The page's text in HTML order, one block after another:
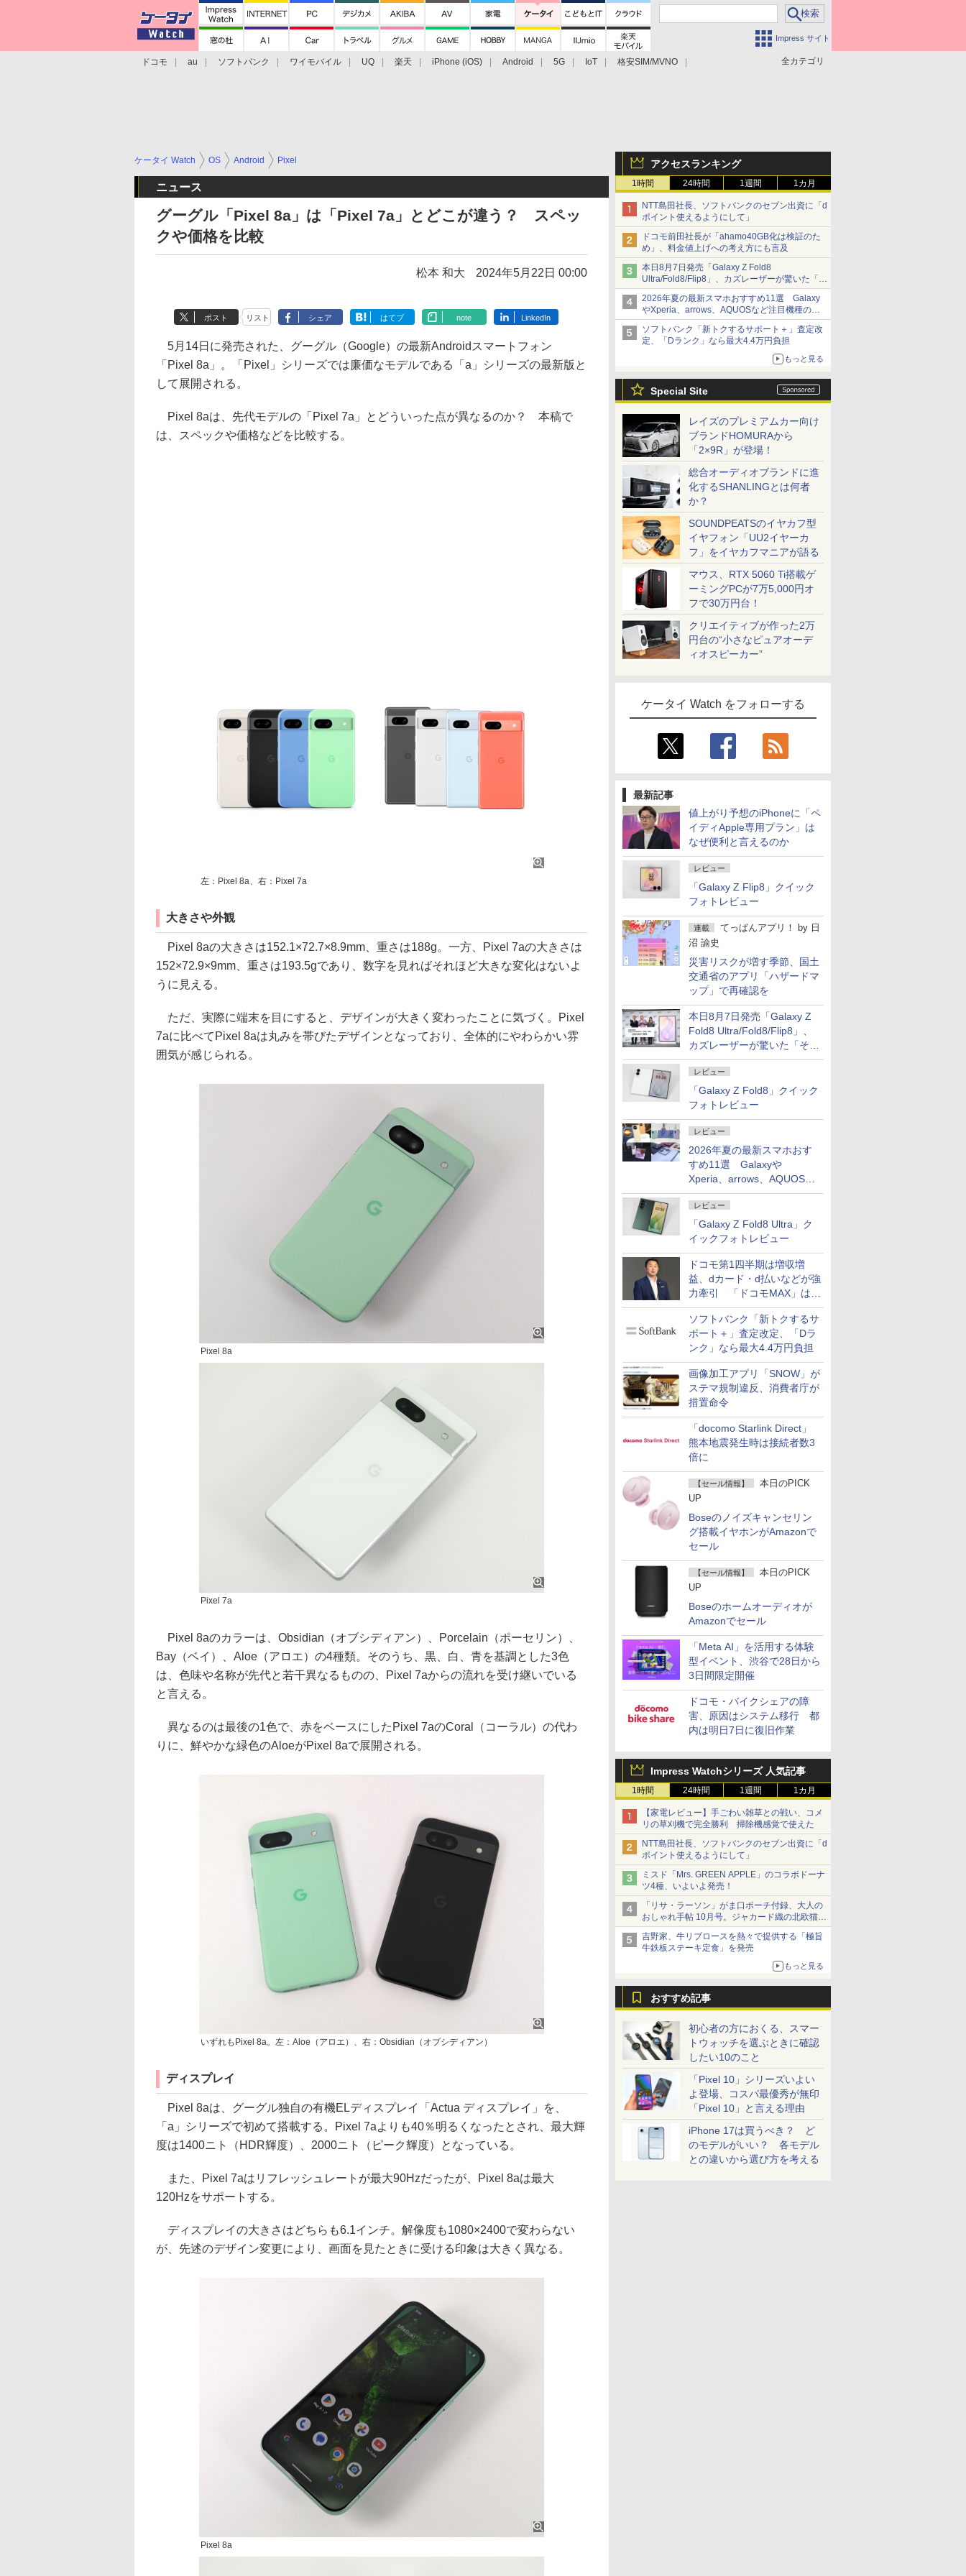
Impress サイト
全カテゴリ
ドコモ au ソフトバンク ワイモバイル UQ 楽天 iPhone (iOS) Android 5G IoT
格安SIM/MVNO
アクセスランキング
1時間 24時間 1週間 1カ月
NTT島田社長、ソフトバンクのセブン出資に「d
ポイント使えるようにして」
ドコモ前田社長が「ahamo40GB化は検証のた
め」、料金値上げへの考え方にも言及
本日8月7日発売「Galaxy Z Fold8
Ultra/Fold8/Flip8」、カズレーザーが驚いた「そ
ば屋のメニュー並みの薄さ」
2026年夏の最新スマホおすすめ11選 Galaxy
やXperia、arrows、AQUOSなど注目機種の特
徴は
ソフトバンク「新トクするサポート＋」査定改
定、「Dランク」なら最大4.4万円負担
もっと見る
Special Site
レイズのプレミアムカー向け
ブランドHOMURAから
「2×9R」が登場！
総合オーディオブランドに進
化するSHANLINGとは何者
か？
SOUNDPEATSのイヤカフ型
イヤフォン「UU2イヤーカ
フ」をイヤカフマニアが語る
マウス、RTX 5060 Ti搭載ゲ
ーミングPCが7万5,000円オ
フで30万円台！
クリエイティブが作った2万
円台の“小さなピュアオーデ
ィオスピーカー”
ケータイ Watch をフォローする
最新記事
値上がり予想のiPhoneに「ペ
イディApple専用プラン」は
なぜ便利と言えるのか
レビュー
「Galaxy Z Flip8」クイック
フォトレビュー
連載 てっぱんアプリ！ by 日
沼 諭史
災害リスクが増す季節、国土
交通省のアプリ「ハザードマ
ップ」で再確認を
本日8月7日発売「Galaxy Z
Fold8 Ultra/Fold8/Flip8」、
カズレーザーが驚いた「そば
屋のメニュー並みの薄さ」
レビュー
「Galaxy Z Fold8」クイック
フォトレビュー
レビュー
2026年夏の最新スマホおす
すめ11選 Galaxyや
Xperia、arrows、AQUOSな
ど注目機種の特徴は
レビュー
「Galaxy Z Fold8 Ultra」ク
イックフォトレビュー
ドコモ第1四半期は増収増
益、dカード・d払いなどが強
力牽引 「ドコモMAX」は
400万契約突破
ソフトバンク「新トクするサ
ポート＋」査定改定、「Dラ
ンク」なら最大4.4万円負担
画像加工アプリ「SNOW」が
ステマ規制違反、消費者庁が
措置命令
「docomo Starlink Direct」
熊本地震発生時は接続者数3
倍に
【セール情報】
本日のPICK
UP
Boseのノイズキャンセリン
グ搭載イヤホンがAmazonで
セール
【セール情報】
本日のPICK
UP
Boseのホームオーディオが
Amazonでセール
「Meta AI」を活用する体験
型イベント、渋谷で28日から
3日間限定開催
ドコモ・バイクシェアの障
害、原因はシステム移行 都
内は明日7日に復旧作業
Impress Watchシリーズ 人気記事
1時間 24時間 1週間 1カ月
【家電レビュー】手ごわい雑草との戦い、コメ
リの草刈機で完全勝利 掃除機感覚で使えた
NTT島田社長、ソフトバンクのセブン出資に「d
ポイント使えるようにして」
ミスド「Mrs. GREEN APPLE」のコラボドーナ
ツ4種、いよいよ発売！
「リサ・ラーソン」がま口ポーチ付録、大人の
おしゃれ手帖 10月号。ジャカード織の北欧猫デ
ザイン
吉野家、牛リブロースを熱々で提供する「極旨
牛鉄板ステーキ定食」を発売
もっと見る
おすすめ記事
初心者の方におくる、スマー
トウォッチを選ぶときに確認
したい10のこと
「Pixel 10」シリーズいよい
よ登場、コスパ最優秀が無印
「Pixel 10」と言える理由
iPhone 17は買うべき？ ど
のモデルがいい？ 各モデル
との違いから選び方を考える
ケータイ Watch OS Android Pixel
ニュース
グーグル「Pixel 8a」は「Pixel 7a」とどこが違う？ スペッ
クや価格を比較
松本 和大 2024年5月22日 00:00
ポスト リスト シェア はてブ note LinkedIn
5月14日に発売された、グーグル（Google）の最新Androidスマートフォン
「Pixel 8a」。「Pixel」シリーズでは廉価なモデルである「a」シリーズの最新版と
して展開される。
Pixel 8aは、先代モデルの「Pixel 7a」とどういった点が異なるのか？ 本稿で
は、スペックや価格などを比較する。
左：Pixel 8a、右：Pixel 7a
大きさや外観
Pixel 8aの大きさは152.1×72.7×8.9mm、重さは188g。一方、Pixel 7aの大きさは
152×72.9×9mm、重さは193.5gであり、数字を見ればそれほど大きな変化はないよ
うに見える。
ただ、実際に端末を目にすると、デザインが大きく変わったことに気づく。Pixel
7aに比べてPixel 8aは丸みを帯びたデザインとなっており、全体的にやわらかい雰
囲気が感じられる。
Pixel 8a
Pixel 7a
Pixel 8aのカラーは、Obsidian（オブシディアン）、Porcelain（ポーセリン）、
Bay（ベイ）、Aloe（アロエ）の4種類。そのうち、黒、白、青を基調とした3色
は、色味や名称が先代と若干異なるものの、Pixel 7aからの流れを受け継いでいる
と言える。
異なるのは最後の1色で、赤をベースにしたPixel 7aのCoral（コーラル）の代わ
りに、鮮やかな緑色のAloeがPixel 8aで展開される。
いずれもPixel 8a。左：Aloe（アロエ）、右：Obsidian（オブシディアン）
ディスプレイ
Pixel 8aは、グーグル独自の有機ELディスプレイ「Actua ディスプレイ」を、
「a」シリーズで初めて搭載する。Pixel 7aよりも40％明るくなったとされ、最大輝
度は1400ニト（HDR輝度）、2000ニト（ピーク輝度）となっている。
また、Pixel 7aはリフレッシュレートが最大90Hzだったが、Pixel 8aは最大
120Hzをサポートする。
ディスプレイの大きさはどちらも6.1インチ。解像度も1080×2400で変わらない
が、先述のデザイン変更により、画面を見たときに受ける印象は大きく異なる。
Pixel 8a